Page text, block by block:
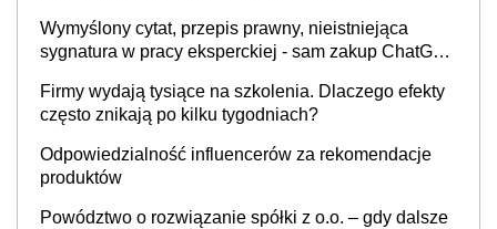
Wymyślony cytat, przepis prawny, nieistniejąca
sygnatura w pracy eksperckiej - sam zakup ChatGPT
Firmy wydają tysiące na szkolenia. Dlaczego efekty
często znikają po kilku tygodniach?
Odpowiedzialność influencerów za rekomendacje
produktów
Powództwo o rozwiązanie spółki z o.o. – gdy dalsze